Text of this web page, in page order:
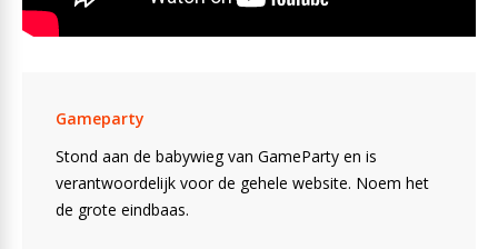
Gameparty
Stond aan de babywieg van GameParty en is
verantwoordelijk voor de gehele website. Noem het
de grote eindbaas.